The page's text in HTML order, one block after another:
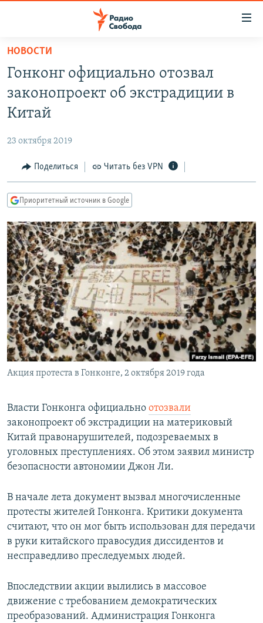
упрощенного
доступа
основному
Вернутся
Вернутся
поиску
АВТОРСКИЕ ПРОЕКТЫ
МНЕНИЯ
КУЛЬТУРА
КАВКАЗ.РЕАЛИИ
СЕВЕР.РЕАЛИИ
СИБИРЬ.РЕАЛИИ
РАСПИСАНИЕ ВЕЩАНИЯ
ПОДПИШИТЕСЬ НА РАССЫЛКУ
СОЦИАЛЬНЫЕ СЕТИ
Все сайты РСЕ/РС
НОВОСТИ
Гонконг официально отозвал
законопроект об экстрадиции в
Китай
23 октября 2019
Поделиться Читать без VPN
Приоритетный источник в Google
Акция протеста в Гонконге, 2 октября 2019 года
Власти Гонконга официально отозвали
законопроект об экстрадиции на материковый
Китай правонарушителей, подозреваемых в
уголовных преступлениях. Об этом заявил министр
безопасности автономии Джон Ли.
В начале лета документ вызвал многочисленные
протесты жителей Гонконга. Критики документа
считают, что он мог быть использован для передачи
в руки китайского правосудия диссидентов и
несправедливо преследуемых людей.
Впоследствии акции вылились в массовое
движение с требованием демократических
преобразований. Администрация Гонконга